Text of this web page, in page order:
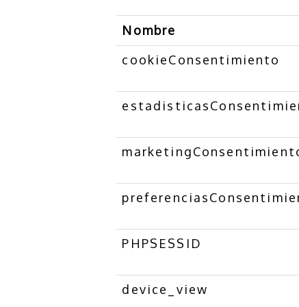
Nombre
cookieConsentimiento
PHPSESSID
device_view